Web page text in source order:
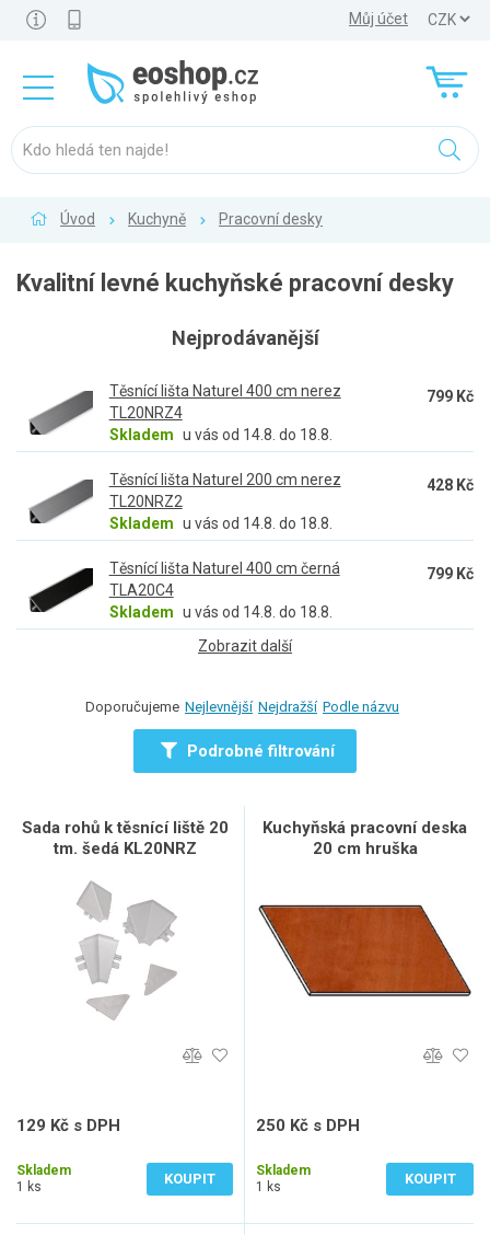
Můj účet
Úvod Kuchyně Pracovní desky
Kvalitní levné kuchyňské pracovní desky
Nejprodávanější
Těsnící lišta Naturel 400 cm nerez
TL20NRZ4
Skladem u vás od 14.8. do 18.8.
799 Kč
Těsnící lišta Naturel 200 cm nerez
TL20NRZ2
Skladem u vás od 14.8. do 18.8.
428 Kč
Těsnící lišta Naturel 400 cm černá
TLA20C4
Skladem u vás od 14.8. do 18.8.
799 Kč
Zobrazit další
Doporučujeme Nejlevnější Nejdražší Podle názvu
Podrobné filtrování
Sada rohů k těsnící liště 20
tm. šedá KL20NRZ
129 Kč s DPH
Skladem
1 ks
KOUPIT
Kuchyňská pracovní deska
20 cm hruška
250 Kč s DPH
Skladem
1 ks
KOUPIT